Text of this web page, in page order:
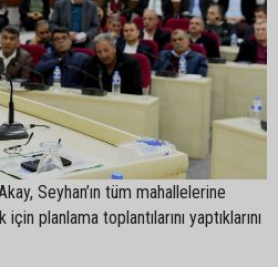
Seyhan’ın tüm mahallelerine
planlama toplantılarını yaptıklarını